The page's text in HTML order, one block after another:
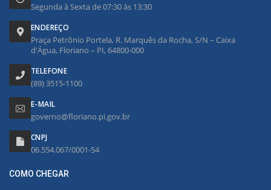
Segunda à Sexta de 07:30 às 13:30
ENDEREÇO
Praça Petrônio Portela, R. Marquês da Rocha, S/N – Caixa
d'Água, Floriano – PI, 64800-000
TELEFONE
(89) 3515-1100
E-MAIL
governo@floriano.pi.gov.br
CNPJ
06.554.067/0001-54
COMO CHEGAR